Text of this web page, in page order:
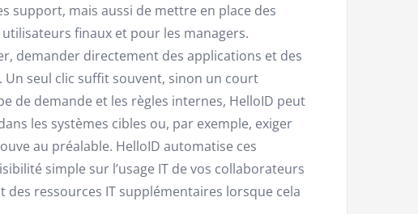
support, mais aussi de mettre en place des
finaux et pour les managers.
demander directement des applications et des
seul clic suffit souvent, sinon un court
de demande et les règles internes, HelloID peut
les systèmes cibles ou, par exemple, exiger
au préalable. HelloID automatise ces
simple sur l’usage IT de vos collaborateurs
ressources IT supplémentaires lorsque cela